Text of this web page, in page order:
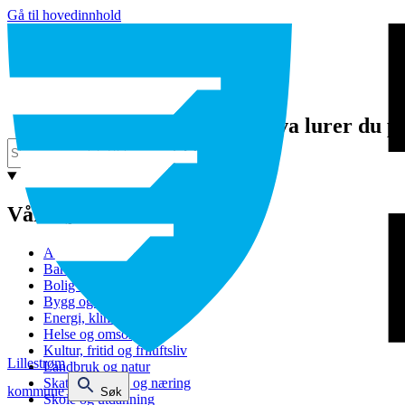
Gå til hovedinnhold
Lillestrøm
kommune
Søk
Hva lurer du
Våre tjenester
Avfall og gjenvinning
Barnehage
Bolig og sosiale tjenester
Bygg og eiendom
Energi, klima og miljø
Helse og omsorg
Kultur, fritid og friluftsliv
Landbruk og natur
Skatt, bevilling og næring
Skole og utdanning